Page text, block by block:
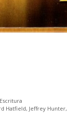
Hatfield, Jeffrey Hunter,